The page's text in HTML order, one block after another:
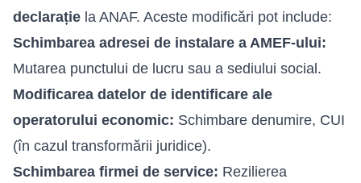
declarație la ANAF. Aceste modificări pot include:
Schimbarea adresei de instalare a AMEF-ului:
Mutarea punctului de lucru sau a sediului social.
Modificarea datelor de identificare ale
operatorului economic: Schimbare denumire, CUI
(în cazul transformării juridice).
Schimbarea firmei de service: Rezilierea